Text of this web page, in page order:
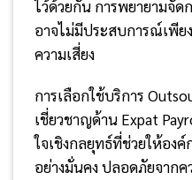
ไว้ด้วยกัน การพยายามจัด
อาจไม่มีประสบการณ์เพีย
ความเสี่ยง
การเลือกใช้บริการ
เชี่ยวชาญด้าน Expat
ใจเชิงกลยุทธ์ที่ช่วยให้อง
อย่างมั่นคง ปลอดภัยจากค